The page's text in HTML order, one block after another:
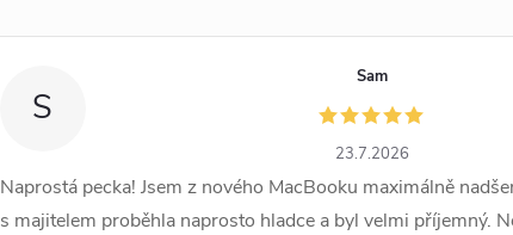
S
Sam
23.7.2026
Naprostá pecka! Jsem z nového MacBooku maximálně
s majitelem proběhla naprosto hladce a byl velmi příjemný.